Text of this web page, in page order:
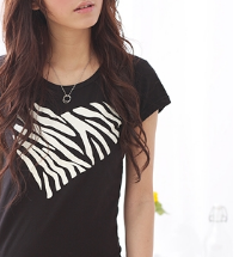
AFTEE先享後付」服務完成之交
，並將交易相關給付款項請求債
址：
或監護人之同意方可使用
起之損失，本公司不負相關責
別帳號之用戶狀況，依本公司即
之情形，本公司將視審查結果
註冊。若發現惡意使用之情形，
運費